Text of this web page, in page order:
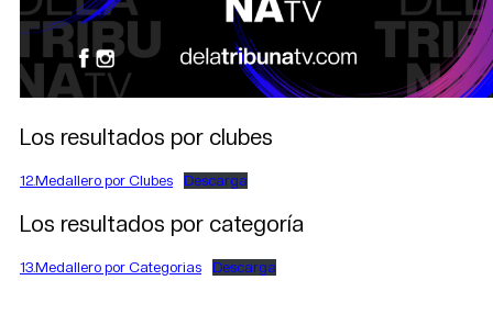
Los resultados por clubes
12.Medallero por Clubes Descarga
Los resultados por categoría
13.Medallero por Categorias Descarga